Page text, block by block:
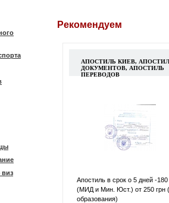
Рекомендуем
АПОСТИЛЬ КИЕВ,
ДОКУМЕНТОВ, АПОСТИЛЬ
ПЕРЕВОДОВ
Апостиль в срок о 5 дней -180
(МИД и Мин. Юст.) от 250 грн
образования)